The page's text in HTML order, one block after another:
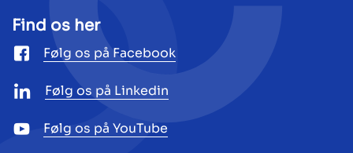
Find os her
Følg os på Facebook
Følg os på Linkedin
Følg os på YouTube